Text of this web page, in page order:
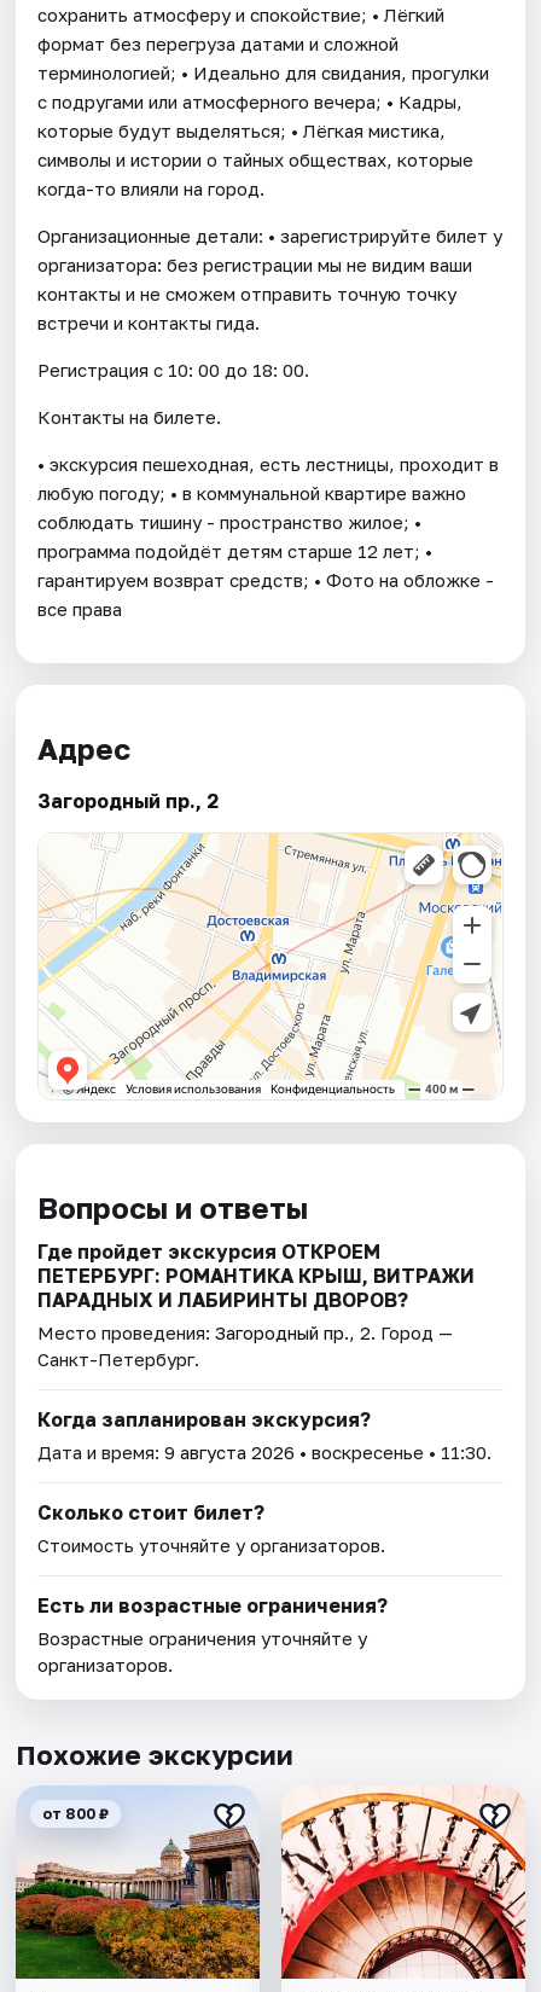
сохранить атмосферу и спокойствие; • Лёгкий
формат без перегруза датами и сложной
терминологией; • Идеально для свидания, прогулки
с подругами или атмосферного вечера; • Кадры,
которые будут выделяться; • Лёгкая мистика,
символы и истории о тайных обществах, которые
когда-то влияли на город.
Организационные детали: • зарегистрируйте билет у
организатора: без регистрации мы не видим ваши
контакты и не сможем отправить точную точку
встречи и контакты гида.
Регистрация с 10: 00 до 18: 00.
Контакты на билете.
• экскурсия пешеходная, есть лестницы, проходит в
любую погоду; • в коммунальной квартире важно
соблюдать тишину - пространство жилое; •
программа подойдёт детям старше 12 лет; •
гарантируем возврат средств; • Фото на обложке -
все права
Адрес
Загородный пр., 2
Вопросы и ответы
Где пройдет экскурсия ОТКРОЕМ
ПЕТЕРБУРГ: РОМАНТИКА КРЫШ, ВИТРАЖИ
ПАРАДНЫХ И ЛАБИРИНТЫ ДВОРОВ?
Место проведения:Загородный пр., 2. Город —
Санкт-Петербург.
Когда запланирован экскурсия?
Дата и время:9 августа 2026 • воскресенье • 11:30.
Сколько стоит билет?
Стоимость уточняйте у организаторов.
Есть ли возрастные ограничения?
Возрастные ограничения уточняйте у
организаторов.
Похожие экскурсии
от 800 ₽